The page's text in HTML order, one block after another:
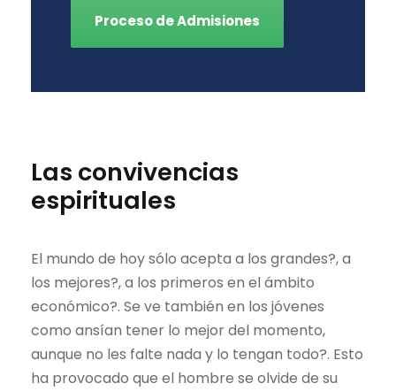
Proceso de Admisiones
Las convivencias
espirituales
El mundo de hoy sólo acepta a los grandes?, a
los mejores?, a los primeros en el ámbito
económico?. Se ve también en los jóvenes
como ansían tener lo mejor del momento,
aunque no les falte nada y lo tengan todo?. Esto
ha provocado que el hombre se olvide de su